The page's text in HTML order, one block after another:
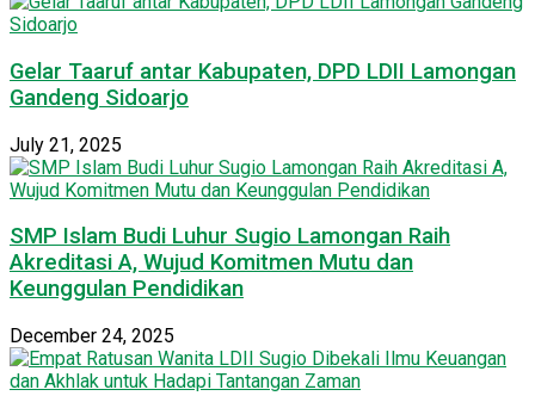
Gelar Taaruf antar Kabupaten, DPD LDII Lamongan
Gandeng Sidoarjo
July 21, 2025
SMP Islam Budi Luhur Sugio Lamongan Raih
Akreditasi A, Wujud Komitmen Mutu dan
Keunggulan Pendidikan
December 24, 2025